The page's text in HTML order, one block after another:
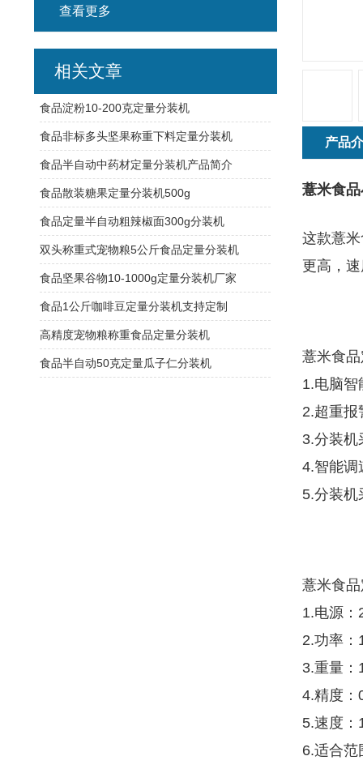
产品
薏米食
这款薏
更高，
薏米食
1.电脑智
2.超重报
3.分装机
4.智能调
5.分装机
薏米食
1.电源：
2.功率：
3.重量：
4.精度：
5.速度：
6.适合范
查看更多
相关文章
食品淀粉10-200克定量分装机
食品非标多头坚果称重下料定量分装机
食品半自动中药材定量分装机产品简介
食品散装糖果定量分装机500g
食品定量半自动粗辣椒面300g分装机
双头称重式宠物粮5公斤食品定量分装机
食品坚果谷物10-1000g定量分装机厂家
食品1公斤咖啡豆定量分装机支持定制
高精度宠物粮称重食品定量分装机
食品半自动50克定量瓜子仁分装机